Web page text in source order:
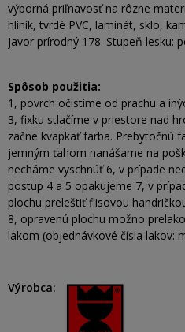
výborná priľnavosť na rôzne
hliník, tvrdé PVC, laminát, sklo,
javor prírodný 178. Stupeň lesku:
Spôsob použitia:
1, povrch očistíme od prachu a
3, fixku stlačíme v priestore nad
začne kvapkať farba. Prebytočnú
jemným ťahom nanášame na
necháme vyschnúť 6, v prípade
postup 4 a 5 opakujeme 7, v
plochu preleštiť flisovou
8, opravenú plochu možno
lakom (objednávkové čísla lakov:
Výrobca